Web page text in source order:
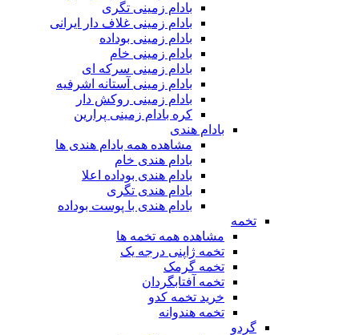
بادام زمینی تگری
بادام زمینی غلاف دار ایرانی
بادام زمینی بوداده
بادام زمینی خام
بادام زمینی سرکه ای
بادام زمینی آستانه اشرفیه
بادام زمینی روکش دار
کره بادام زمینی پرارین
بادام هندی
مشاهده همه بادام هندی ها
بادام هندی خام
بادام هندی بوداده اعلا
بادام هندی تگری
بادام هندی با پوست بوداده
تخمه
مشاهده همه تخمه ها
تخمه ژاپنی درجه یک
تخمه گرمک
تخمه آفتابگردان
خرید تخمه کدو
تخمه هندوانه
گردو